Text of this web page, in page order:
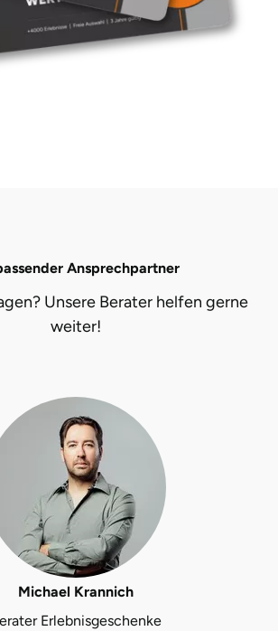
Ansprechpartner
Unsere Berater helfen gerne
weiter!
Michael Krannich
Erlebnisgeschenke